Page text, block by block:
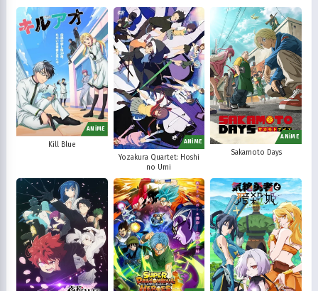
ANİME
Kill Blue ANİME
Yozakura Quartet: Hoshi
no Umi
ANİME
Sakamoto Days